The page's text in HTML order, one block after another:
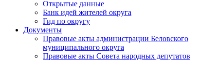
Открытые данные
Банк идей жителей округа
Гид по округу
Документы
Правовые акты администрации Беловского
муниципального округа
Правовые акты Совета народных депутатов